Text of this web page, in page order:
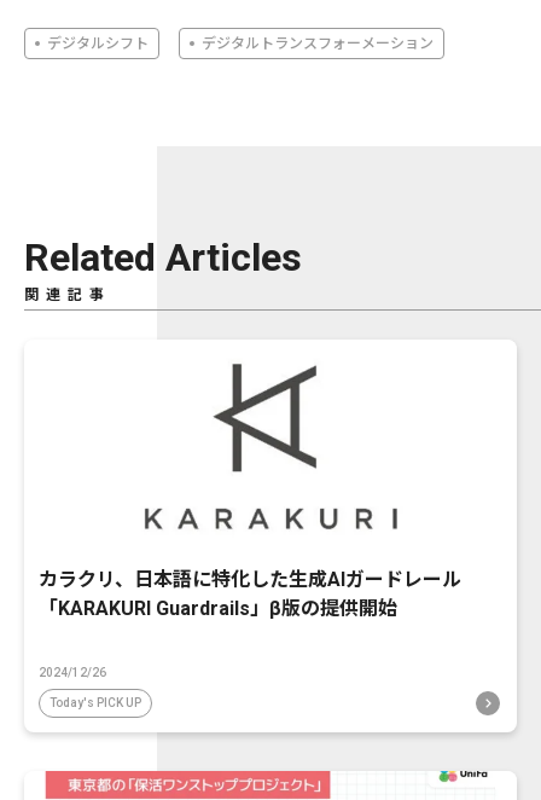
デジタルシフト デジタルトランスフォーメーション
Related Articles
関連記事
カラクリ、日本語に特化した生成AIガードレール
「KARAKURI Guardrails」β版の提供開始
2024/12/26
Today's PICK UP